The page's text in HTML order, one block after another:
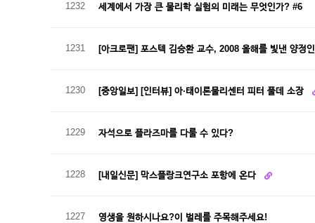
1232 세계에서 가장 큰 물리학 실험의 미래는 무엇인가? #6
1231 [아크로팬] 포스텍 김승환 교수, 2008 올해를 빛낸 양정
1230 [중앙일보] [인터뷰] 아·태이론물리센터 피터 풀데 소장
1229 자석으로 플라즈마를 다룰 수 있다?
1228 [내일신문] 막스플랑크연구소 포항에 온다
1227 영생을 원하시나요?이 벌레를 주목해주세요!